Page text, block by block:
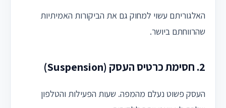
האלגוריתם עשוי למחוק גם את הביקורות האמיתיות
שהרווחתם ביושר.
2. חסימת כרטיס העסק (Suspension)
העסק פשוט נעלם מהמפה. שעות הפעילות והטלפון